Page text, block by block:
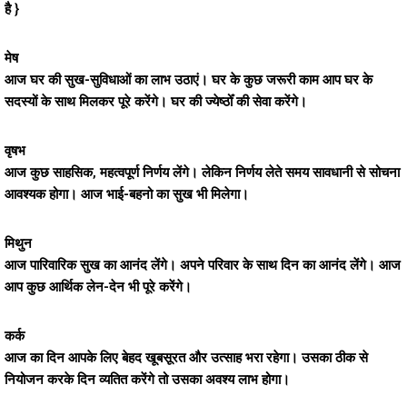
है }
मेष
आज घर की सुख-सुविधाओं का लाभ उठाएं। घर के कुछ जरूरी काम आप घर के
सदस्यों के साथ मिलकर पूरे करेंगे। घर की ज्येष्ठोँ की सेवा करेंगे।
वृषभ
आज कुछ साहसिक, महत्वपूर्ण निर्णय लेंगे। लेकिन निर्णय लेते समय सावधानी से सोचना
आवश्यक होगा। आज भाई-बहनो का सुख भी मिलेगा।
मिथुन
आज पारिवारिक सुख का आनंद लेंगे। अपने परिवार के साथ दिन का आनंद लेंगे। आज
आप कुछ आर्थिक लेन-देन भी पूरे करेंगे।
कर्क
आज का दिन आपके लिए बेहद खूबसूरत और उत्साह भरा रहेगा। उसका ठीक से
नियोजन करके दिन व्यतित करेंगे तो उसका अवश्य लाभ होगा।